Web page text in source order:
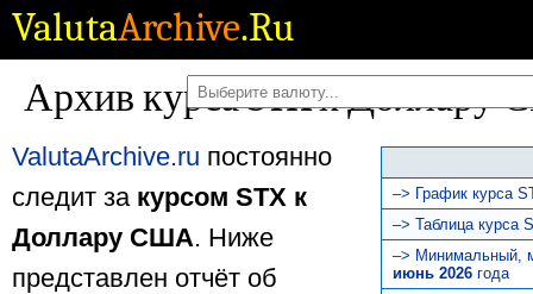
ValutaArchive.Ru
Архив курса STX к
–> График курса
–> Таблица курса
–> Минимальный,
июнь 2026 года
ValutaArchive.ru постоянно
следит за курсом STX к
Доллару США. Ниже
представлен отчёт об